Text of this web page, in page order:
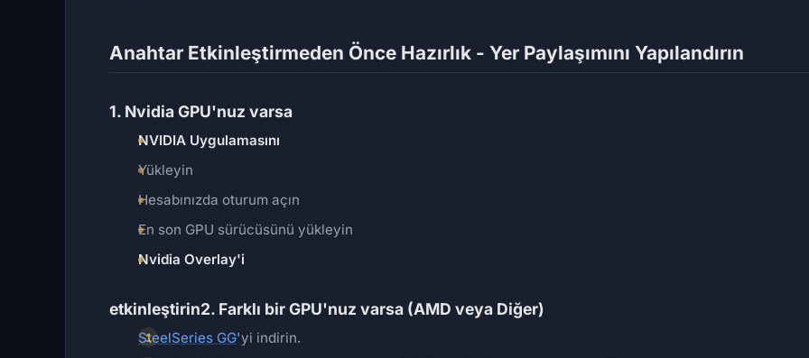
Anahtar Etkinleştirmeden Önce Hazırlık - Yer Paylaşımını Yapılandırın
1. Nvidia GPU'nuz varsa
NVIDIA Uygulamasını
Yükleyin
Hesabınızda oturum açın
En son GPU sürücüsünü yükleyin
Nvidia Overlay'i
etkinleştirin2. Farklı bir GPU'nuz varsa (AMD veya Diğer)
SteelSeries GG'yi indirin.